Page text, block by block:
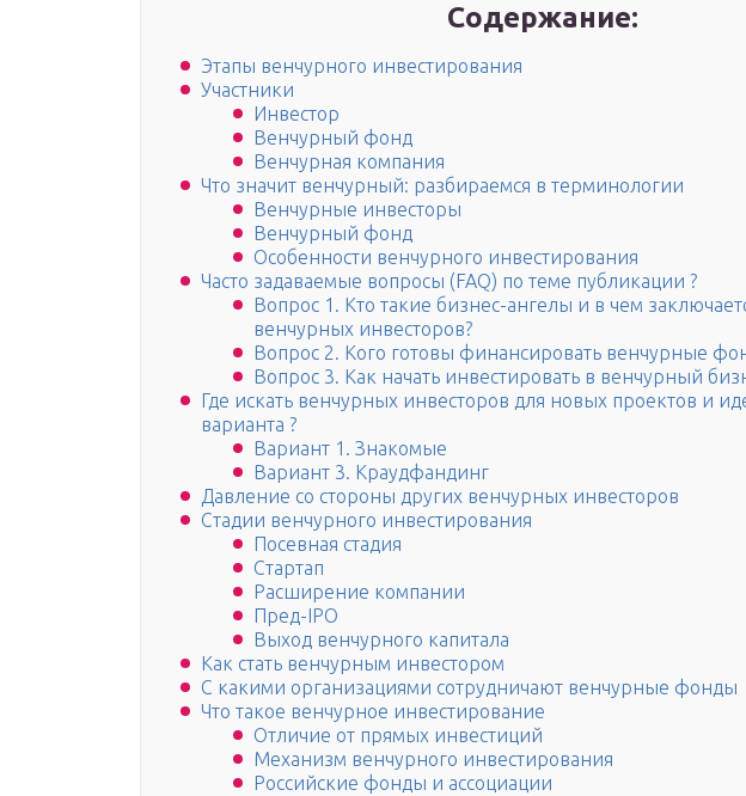
Содержание:
Этапы венчурного инвестирования
Участники
Инвестор
Венчурный фонд
Венчурная компания
Что значит венчурный: разбираемся в терминологии
Венчурные инвесторы
Венчурный фонд
Особенности венчурного инвестирования
Часто задаваемые вопросы (FAQ) по теме публикации ?
Вопрос 1. Кто такие бизнес-ангелы и в чем
венчурных инвесторов?
Вопрос 2. Кого готовы финансировать венчурные
Вопрос 3. Как начать инвестировать в венчурный
Где искать венчурных инвесторов для новых проектов и
варианта ?
Вариант 1. Знакомые
Вариант 3. Краудфандинг
Давление со стороны других венчурных инвесторов
Стадии венчурного инвестирования
Посевная стадия
Стартап
Расширение компании
Пред-IPO
Выход венчурного капитала
Как стать венчурным инвестором
С какими организациями сотрудничают венчурные фонды
Что такое венчурное инвестирование
Отличие от прямых инвестиций
Механизм венчурного инвестирования
Российские фонды и ассоциации